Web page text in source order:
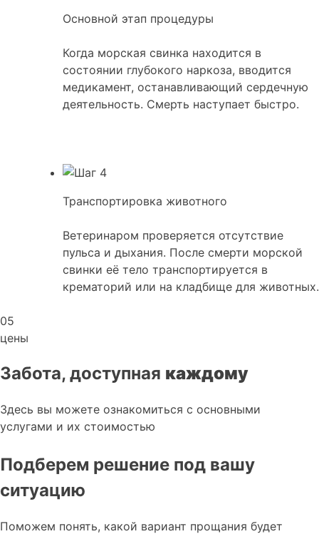
Основной этап процедуры
Когда морская свинка находится в
состоянии глубокого наркоза, вводится
медикамент, останавливающий сердечную
деятельность. Смерть наступает быстро.
Транспортировка животного
Ветеринаром проверяется отсутствие
пульса и дыхания. После смерти морской
свинки её тело транспортируется в
крематорий или на кладбище для животных.
05
цены
Забота, доступная каждому
Здесь вы можете ознакомиться с основными
услугами и их стоимостью
Подберем решение под вашу
ситуацию
Поможем понять, какой вариант прощания будет